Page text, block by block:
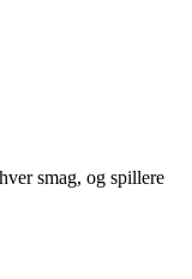
smag, og spillere